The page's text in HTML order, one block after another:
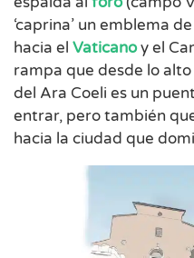
‘caprina’ un emblema
hacia el Vaticanoy el
rampa que desde lo
del Ara Coeli es un
entrar, pero también
hacia la ciudad que